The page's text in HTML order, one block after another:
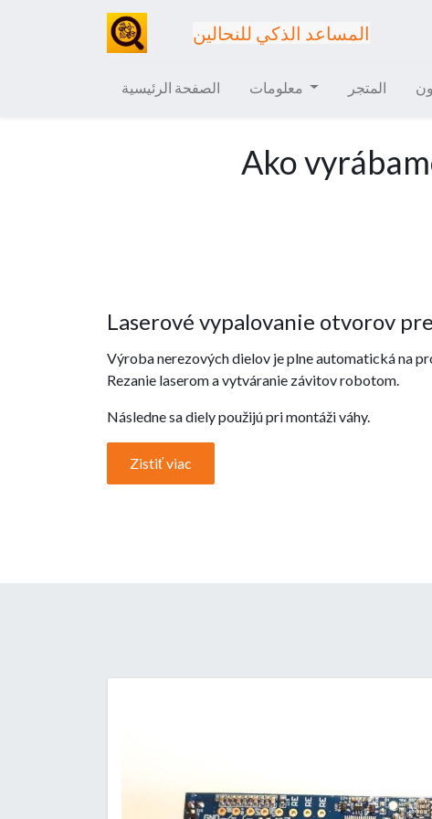
المساعد الذكي للنحالين
الصفحة الرئيسية معلومات المتجر
Ako
Laserové vypalovanie otvorov pre
Výroba nerezových dielov je plne automatická na
Rezanie laserom a vytváranie závitov robotom.
Následne sa diely použijú pri montáži váhy.
Zistiť viac